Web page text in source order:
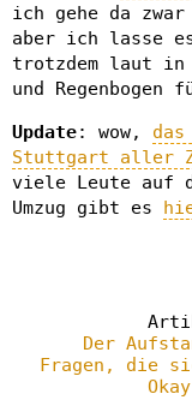
ich gehe da
aber ich lasse
trotzdem laut in
und
Update: wow,
Stuttgart aller
viele Leute auf
Umzug gibt es
Der
Fragen, die